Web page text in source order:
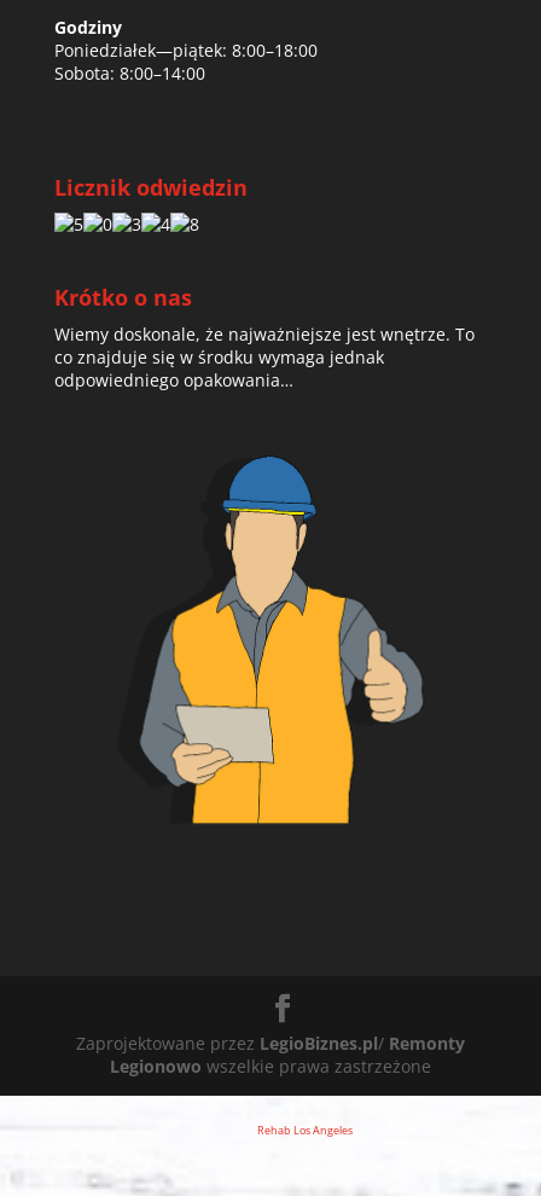
Godziny
Poniedziałek—piątek: 8:00–18:00
Sobota: 8:00–14:00
Licznik odwiedzin
Krótko o nas
Wiemy doskonale, że najważniejsze jest wnętrze. To
co znajduje się w środku wymaga jednak
odpowiedniego opakowania…
Zaprojektowane przez LegioBiznes.pl/ Remonty
Legionowo wszelkie prawa zastrzeżone
Rehab Los Angeles